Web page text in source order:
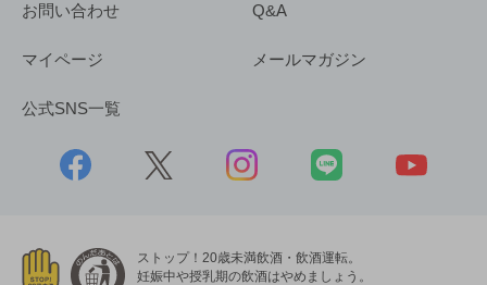
お問い合わせ Q&A
マイページ メールマガジン
公式SNS一覧
ストップ！20歳未満飲酒・飲酒運転。
妊娠中や授乳期の飲酒はやめましょう。